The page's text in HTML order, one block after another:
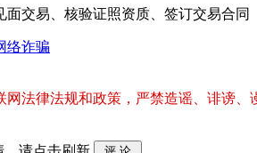
交易、核验证照资质、签订交易合同
络诈骗
法律法规和政策，严禁造谣、诽谤、